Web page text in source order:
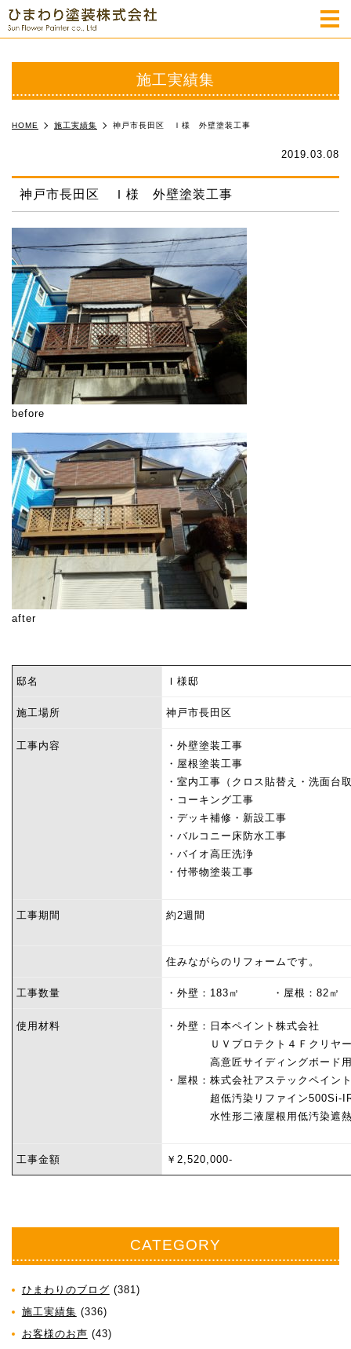
施工実績集
HOME 施工実績集 神戸市長田区 Ｉ様 外壁塗装工事
2019.03.08
神戸市長田区 Ｉ様 外壁塗装工事
before
after
邸名 Ｉ様邸
施工場所 神戸市長田区
工事内容
・外壁塗装工事
・屋根塗装工事
・室内工事（クロス貼替え・洗面台
・コーキング工事
・デッキ補修・新設工事
・バルコニー床防水工事
・バイオ高圧洗浄
・付帯物塗装工事
工事期間 約2週間
住みながらのリフォームです。
工事数量 ・外壁：183㎡ ・屋根
使用材料
・外壁：日本ペイント株式会社
ＵＶプロテクト４Ｆクリヤ
高意匠サイディングボード用
・屋根：株式会社アステックペイン
超低汚染リファイン500Si-
水性形二液屋根用低汚染遮熱
工事金額 ￥2,520,000-
CATEGORY
ひまわりのブログ (381)
施工実績集 (336)
お客様のお声 (43)